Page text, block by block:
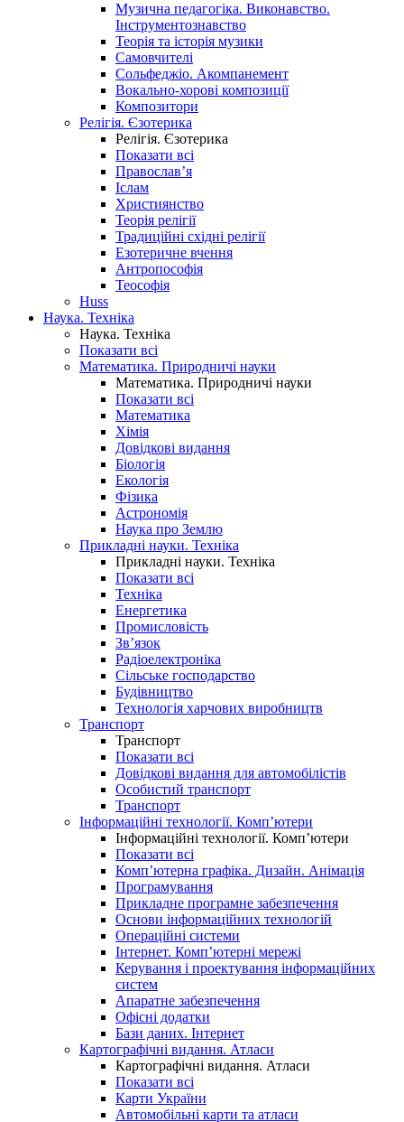
Музична педагогіка. Виконавство.
Інструментознавство
Теорія та історія музики
Самовчителі
Сольфеджіо. Акомпанемент
Вокально-хорові композиції
Композитори
Релігія. Єзотерика
Релігія. Єзотерика
Показати всі
Православ’я
Іслам
Християнство
Теорія релігії
Традиційні східні релігії
Езотеричне вчення
Антропософія
Теософія
Huss
Наука. Техніка
Наука. Техніка
Показати всі
Математика. Природничі науки
Математика. Природничі науки
Показати всі
Математика
Хімія
Довідкові видання
Біологія
Екологія
Фізика
Астрономія
Наука про Землю
Прикладні науки. Техніка
Прикладні науки. Техніка
Показати всі
Техніка
Енергетика
Промисловість
Зв’язок
Радіоелектроніка
Сільське господарство
Будівництво
Технологія харчових виробництв
Транспорт
Транспорт
Показати всі
Довідкові видання для автомобілістів
Особистий транспорт
Транспорт
Інформаційні технології. Комп’ютери
Інформаційні технології. Комп’ютери
Показати всі
Комп’ютерна графіка. Дизайн. Анімація
Програмування
Прикладне програмне забезпечення
Основи інформаційних технологій
Операційні системи
Інтернет. Комп’ютерні мережі
Керування і проектування інформаційних
систем
Апаратне забезпечення
Офісні додатки
Бази даних. Інтернет
Картографічні видання. Атласи
Картографічні видання. Атласи
Показати всі
Карти України
Автомобільні карти та атласи